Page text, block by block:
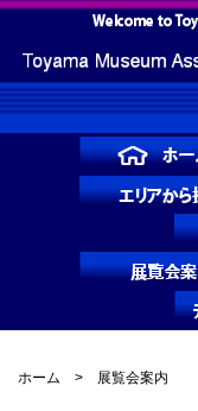
ホーム > 展覧会案内